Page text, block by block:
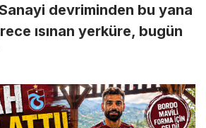
devriminden bu yana
ısınan yerküre, bugün